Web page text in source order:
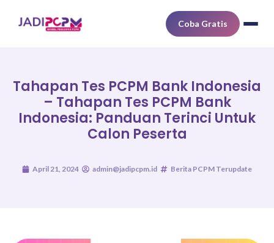
Coba Gratis
Tahapan Tes PCPM Bank Indonesia
– Tahapan Tes PCPM Bank
Indonesia: Panduan Terinci Untuk
Calon Peserta
April 21, 2024 admin@jadipcpm.id Berita PCPM Terupdate